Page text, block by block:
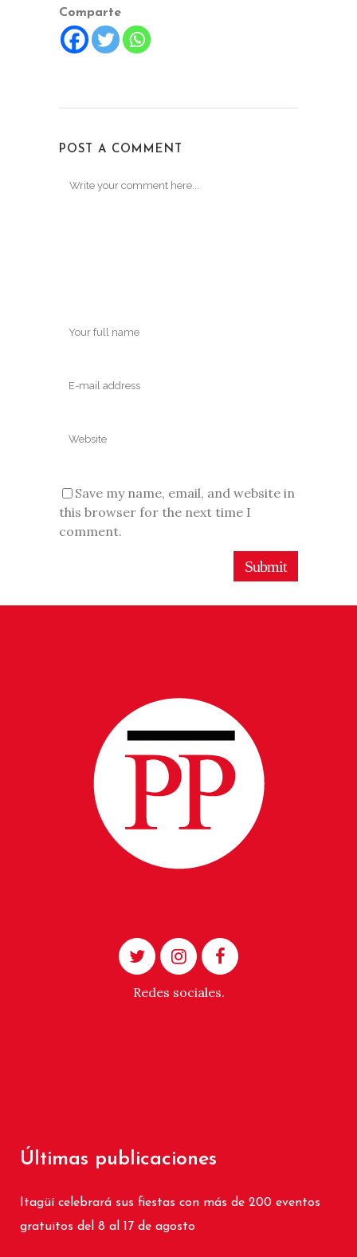
Comparte
POST A COMMENT
Save my name, email, and website in
this browser for the next time I
comment.
Redes sociales.
Últimas publicaciones
Itagüí celebrará sus fiestas con más de 200 eventos
gratuitos del 8 al 17 de agosto